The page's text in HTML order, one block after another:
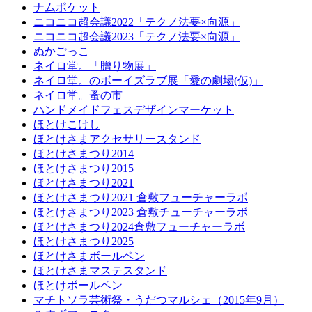
ナムポケット
ニコニコ超会議2022「テクノ法要×向源」
ニコニコ超会議2023「テクノ法要×向源」
ぬかごっこ
ネイロ堂。「贈り物展」
ネイロ堂。のボーイズラブ展「愛の劇場(仮)」
ネイロ堂。蚤の市
ハンドメイドフェスデザインマーケット
ほとけこけし
ほとけさまアクセサリースタンド
ほとけさまつり2014
ほとけさまつり2015
ほとけさまつり2021
ほとけさまつり2021 倉敷フューチャーラボ
ほとけさまつり2023 倉敷チューチャーラボ
ほとけさまつり2024倉敷フューチャーラボ
ほとけさまつり2025
ほとけさまボールペン
ほとけさまマステスタンド
ほとけボールペン
マチトソラ芸術祭・うだつマルシェ（2015年9月）